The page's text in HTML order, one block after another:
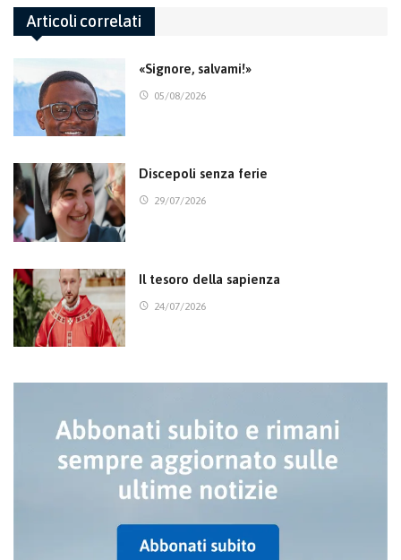
Articoli correlati
«Signore, salvami!»
05/08/2026
Discepoli senza ferie
29/07/2026
Il tesoro della sapienza
24/07/2026